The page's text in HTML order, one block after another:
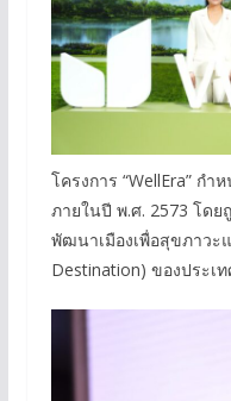
โครงการ “WellEra” ก
ภายในปี พ.ศ. 2573 โดย
พัฒนาเมืองเพื่อสุขภาวะ
Destination) ของประเ